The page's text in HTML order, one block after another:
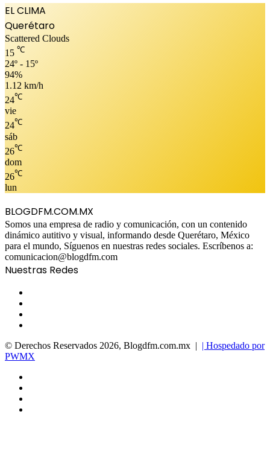
EL CLIMA
Querétaro
Scattered Clouds
15 ℃
24º - 15º
94%
1.12 km/h
24℃
vie
24℃
sáb
26℃
dom
26℃
lun
BLOGDFM.COM.MX
Somos una empresa de radio y comunicación, con un contenido
dinámico autitivo y visual, informando desde Querétaro, México
para el mundo, Síguenos en nuestras redes sociales. Escríbenos a:
comunicacion@blogdfm.com
Nuestras Redes
© Derechos Reservados 2026, Blogdfm.com.mx | | Hospedado por
PWMX